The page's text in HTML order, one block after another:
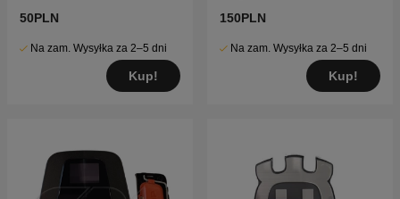
50PLN
Na zam. Wysyłka za 2–5 dni
Kup!
150PLN
Na zam. Wysyłka za 2–5 dni
Kup!